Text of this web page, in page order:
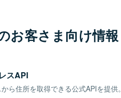
お客さま向け情報
スAPI
ら住所を取得できる公式APIを提供。